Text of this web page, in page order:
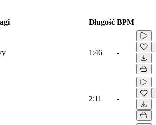
Długość BPM
1:46 -
2:11 -